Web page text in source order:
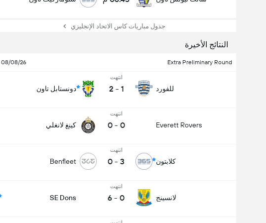
جدول مباريات كاس الاتحاد الإنجليزي
النتائج الأخيرة
Extra Preliminary Round
08/08/26
للفورد
انتهت
1
-
2 دونستابل تاون
Everett Rovers
انتهت
0
-
0 كينغ لانغلي
كلابتون
انتهت
3
-
0
Benfleet
لانسينج
انتهت
0
-
6
SE Dons